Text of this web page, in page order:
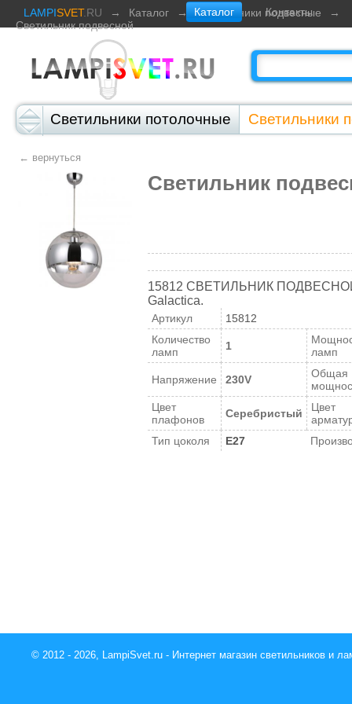
LAMPISVET.RU → Каталог → Светильники подвесные
→
Светильник подвесной
Каталог Контакты
Светильники потолочные
Светильники
Светильники настольные
Светильники
← вернуться
Светильник
15812 СВЕТИЛЬНИК
Galactica.
Артикул
15812
Количество
ламп
1
ламп
Напряжение 230V
Общая
Цвет
плафонов
Серебристый
Цвет
Тип цоколя
E27
© 2012 - 2026, LampiSvet.ru - Интернет магазин светильников и